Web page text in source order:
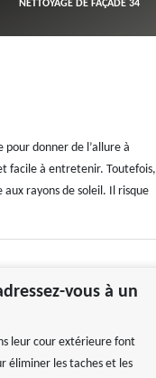
NETTOYAGE DE FAÇADE 34
donner de l’allure à
facile à entretenir. Toutefois,
rayons de soleil. Il risque
vous à un
leur cour extérieure font
éliminer les taches et les